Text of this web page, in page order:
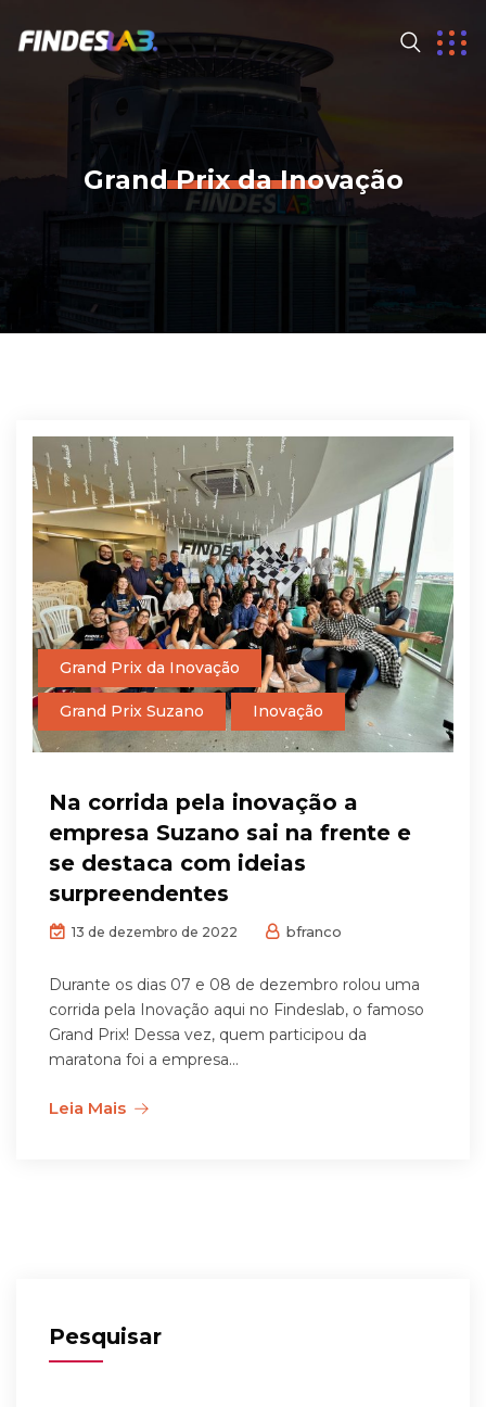
Grand Prix da Inovação
Grand Prix da Inovação
Grand Prix Suzano Inovação
Na corrida pela inovação a
empresa Suzano sai na frente e
se destaca com ideias
surpreendentes
13 de dezembro de 2022 bfranco
Durante os dias 07 e 08 de dezembro rolou uma
corrida pela Inovação aqui no Findeslab, o famoso
Grand Prix! Dessa vez, quem participou da
maratona foi a empresa...
Leia Mais
Pesquisar